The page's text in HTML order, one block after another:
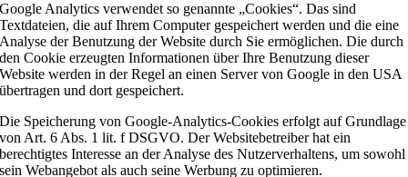
Google Analytics verwendet so genannte „Cookies“. Das sind
Textdateien, die auf Ihrem Computer gespeichert werden und die eine
Analyse der Benutzung der Website durch Sie ermöglichen. Die durch
den Cookie erzeugten Informationen über Ihre Benutzung dieser
Website werden in der Regel an einen Server von Google in den USA
übertragen und dort gespeichert.
Die Speicherung von Google-Analytics-Cookies erfolgt auf Grundlage
von Art. 6 Abs. 1 lit. f DSGVO. Der Websitebetreiber hat ein
berechtigtes Interesse an der Analyse des Nutzerverhaltens, um sowohl
sein Webangebot als auch seine Werbung zu optimieren.